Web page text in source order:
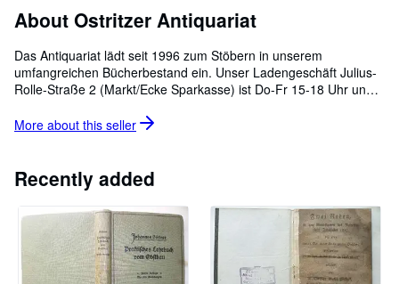
Sellers
Help
About Ostritzer Antiquariat
Das Antiquariat lädt seit 1996 zum Stöbern in unserem
umfangreichen Bücherbestand ein. Unser Ladengeschäft Julius-
Rolle-Straße 2 (Markt/Ecke Sparkasse) ist Do-Fr 15-18 Uhr und
Öffnungszeiten einen Termin telefonisch oder per Email (ostritzer-
Ladengeschäft befindet. Bitte teilen Sie uns vorher mit, wenn Sie
Online-Titel im Ladengeschäft persönlich ansehen möchten. Wir
legen Ihnen diese gern vor.
More about this seller
Recently added